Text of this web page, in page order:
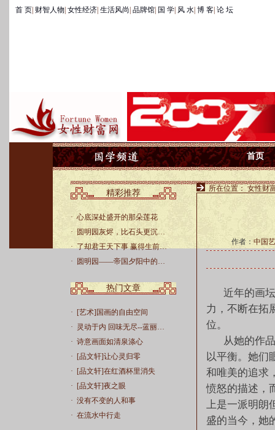
首 页 财智人物 女性经济 生活风尚 品牌馆 国 学 风 水 博 客 论 坛
首页
精彩推荐
· 心底深处盛开的那朵莲花
·
圆明园灰烬，比石头更沉…
· 了却君王天下事 赢得生前…
·
圆明园——帝国夕阳中的…
热门文章
·
[艺术]国画的自由空间
· 灵动于内 回味无尽--蓝丽…
· 诗意画面如清泉涤心
·
[品文轩]让心灵归零
·
[品文轩]在红酒杯里消失
·
[品文轩]夜之眼
· 没有不变的人和事
· 在流水中行走
所在位置： 女性财
作者： 中国
近年的画坛
力，不断在拓
位。
从她的作品
以平衡。她们
和唯美的追求
愤怒的描述，
上是一派明朗
盛的当今，她